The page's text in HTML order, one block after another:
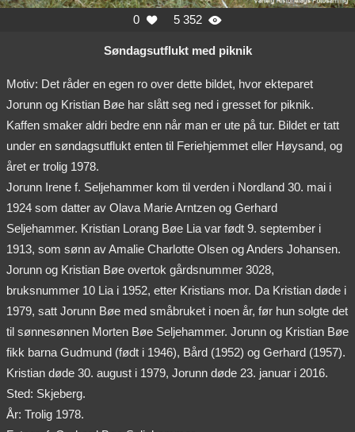
0  5 352 
Søndagsutflukt med piknik
Motiv: Det råder en egen ro over dette bildet, hvor ekteparet
Jorunn og Kristian Bøe har slått seg ned i gresset for piknik.
Kaffen smaker aldri bedre enn når man er ute på tur. Bildet er tatt
under en søndagsutflukt enten til Feriehjemmet eller Høysand, og
året er trolig 1978.
Jorunn Irene f. Seljehammer kom til verden i Nordland 30. mai i
1924 som datter av Olava Marie Arntzen og Gerhard
Seljehammer. Kristian Lorang Bøe Lia var født 9. september i
1913, som sønn av Amalie Charlotte Olsen og Anders Johansen.
Jorunn og Kristian Bøe overtok gårdsnummer 3028,
bruksnummer 10 Lia i 1952, etter Kristians mor. Da Kristian døde i
1979, satt Jorunn Bøe med småbruket i noen år, før hun solgte det
til sønnesønnen Morten Bøe Seljehammer. Jorunn og Kristian Bøe
fikk barna Gudmund (født i 1946), Bård (1952) og Gerhard (1957).
Kristian døde 30. august i 1979, Jorunn døde 23. januar i 2016.
Sted: Skjeberg.
År: Trolig 1978.